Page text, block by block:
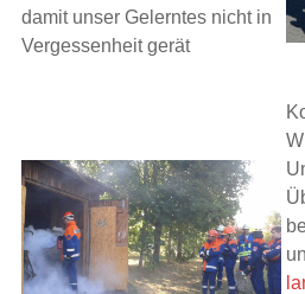
damit unser Gelerntes nicht in
Vergessenheit gerät